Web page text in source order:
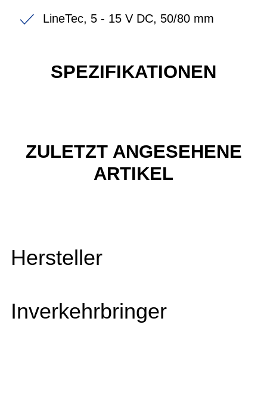
LineTec, 5 - 15 V DC, 50/80 mm
SPEZIFIKATIONEN
ZULETZT ANGESEHENE
ARTIKEL
Hersteller
Inverkehrbringer